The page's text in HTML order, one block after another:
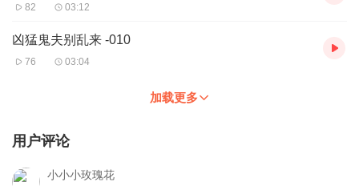
82 03:12
凶猛鬼夫别乱来 -010
76 03:04
加载更多
用户评论
小小小玫瑰花